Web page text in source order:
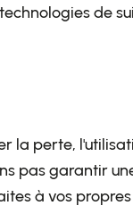
de
la perte,
pas garantir
à vos